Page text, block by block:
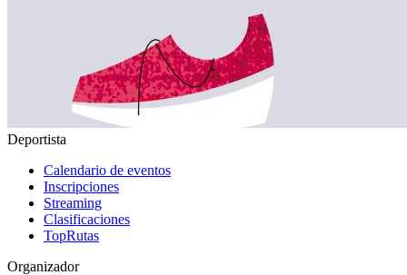
Deportista
Calendario de eventos
Inscripciones
Streaming
Clasificaciones
TopRutas
Organizador